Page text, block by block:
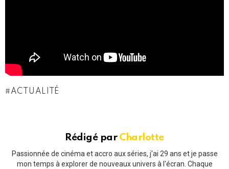
ACTUALITÉ
Rédigé par Charlotte
Passionnée de cinéma et accro aux séries, j'ai 29 ans et je passe
mon temps à explorer de nouveaux univers à l'écran. Chaque